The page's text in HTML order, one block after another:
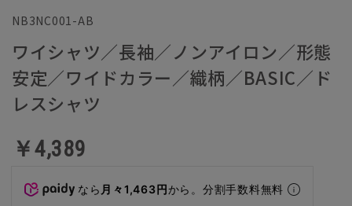
NB3NC001-AB
ワイシャツ／長袖／ノンアイロン／形態
安定／ワイドカラー／織柄／BASIC／ド
レスシャツ
￥4,389
なら 月々1,463円から。分割手数料無料